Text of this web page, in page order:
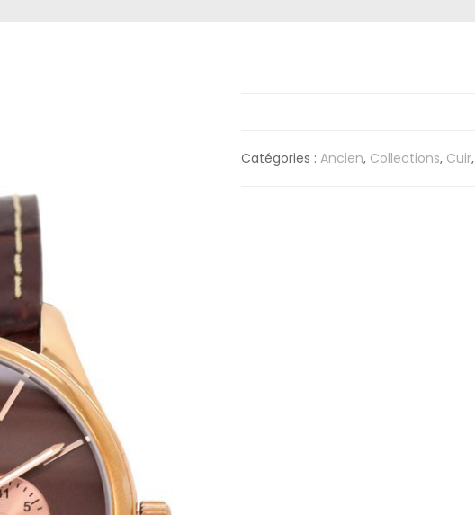
Catégories :Ancien, Collections, Cuir,